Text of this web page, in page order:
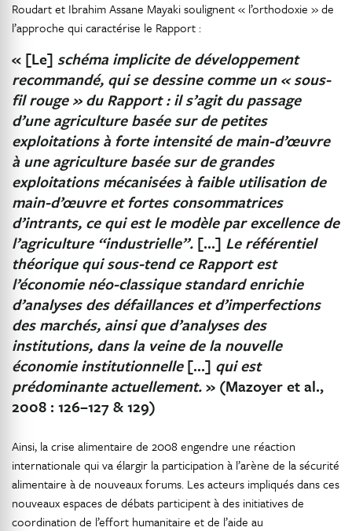
Roudart et Ibrahim Assane Mayaki soulignent « l’orthodoxie » de
l’approche qui caractérise le Rapport :
« [Le] schéma implicite de développement
recommandé, qui se dessine comme un « sous-
fil rouge » du Rapport : il s’agit du passage
d’une agriculture basée sur de petites
exploitations à forte intensité de main-d’œuvre
à une agriculture basée sur de grandes
exploitations mécanisées à faible utilisation de
main-d’œuvre et fortes consommatrices
d’intrants, ce qui est le modèle par excellence de
l’agriculture “industrielle”. […] Le référentiel
théorique qui sous-tend ce Rapport est
l’économie néo-classique standard enrichie
d’analyses des défaillances et d’imperfections
des marchés, ainsi que d’analyses des
institutions, dans la veine de la nouvelle
économie institutionnelle[…] qui est
prédominante actuellement.» (Mazoyer et al.,
2008 : 126–127 & 129)
Ainsi, la crise alimentaire de 2008 engendre une réaction
internationale qui va élargir la participation à l’arène de la sécurité
alimentaire à de nouveaux forums. Les acteurs impliqués dans ces
nouveaux espaces de débats participent à des initiatives de
coordination de l’effort humanitaire et de l’aide au